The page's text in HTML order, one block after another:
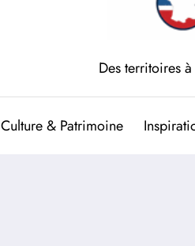
Des territoires
Culture & Patrimoine